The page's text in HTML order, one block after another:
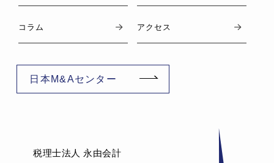
コラム アクセス
日本M&Aセンター
税理士法人 永由会計